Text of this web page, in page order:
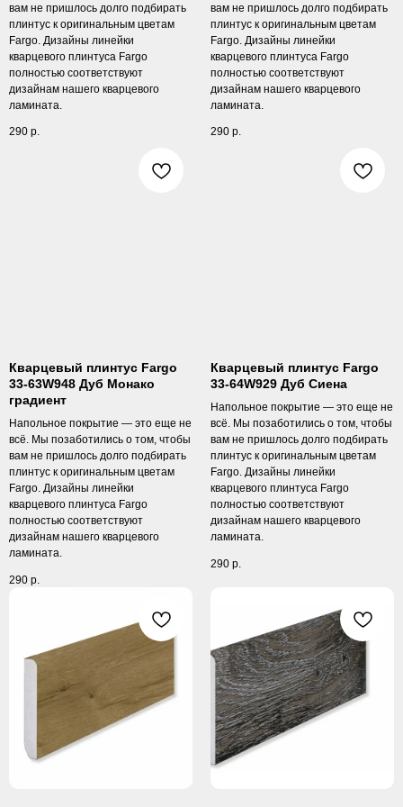
вам не пришлось долго подбирать
плинтус к оригинальным цветам
Fargo. Дизайны линейки
кварцевого плинтуса Fargo
полностью соответствуют
дизайнам нашего кварцевого
ламината.
290 р.
вам не пришлось долго подбирать
плинтус к оригинальным цветам
Fargo. Дизайны линейки
кварцевого плинтуса Fargo
полностью соответствуют
дизайнам нашего кварцевого
ламината.
290 р.
Кварцевый плинтус Fargo
33-63W948 Дуб Монако
градиент
Напольное покрытие — это еще не
всё. Мы позаботились о том, чтобы
вам не пришлось долго подбирать
плинтус к оригинальным цветам
Fargo. Дизайны линейки
кварцевого плинтуса Fargo
полностью соответствуют
дизайнам нашего кварцевого
ламината.
290 р.
Кварцевый плинтус Fargo
33-64W929 Дуб Сиена
Напольное покрытие — это еще не
всё. Мы позаботились о том, чтобы
вам не пришлось долго подбирать
плинтус к оригинальным цветам
Fargo. Дизайны линейки
кварцевого плинтуса Fargo
полностью соответствуют
дизайнам нашего кварцевого
ламината.
290 р.